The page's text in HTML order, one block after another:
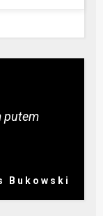
putem
Bukowski